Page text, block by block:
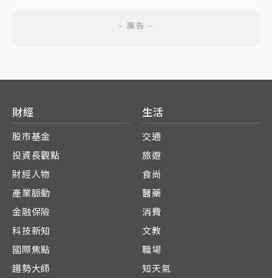
財經
股市基金
投資長觀點
財經人物
產業脈動
金融保險
科技新知
國際焦點
趨勢大師
生活
交通
旅遊
食尚
醫藥
消費
文教
職場
知天氣